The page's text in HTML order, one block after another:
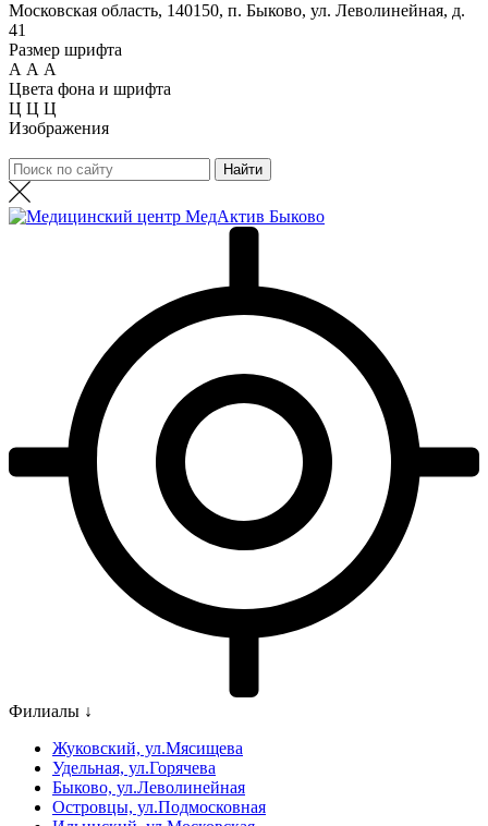
Московская область, 140150, п. Быково, ул. Леволинейная, д.
41
Размер шрифта
А А А
Цвета фона и шрифта
Ц Ц Ц
Изображения
Филиалы ↓
Жуковский, ул.Мясищева
Удельная, ул.Горячева
Быково, ул.Леволинейная
Островцы, ул.Подмосковная